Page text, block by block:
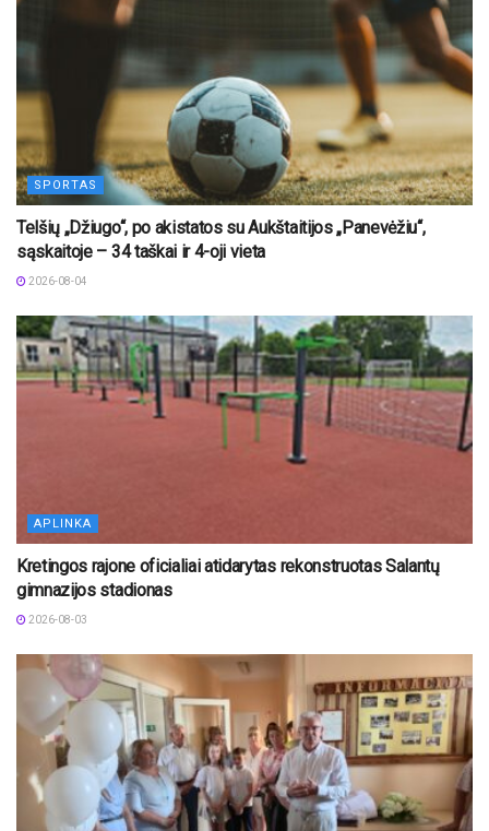
SPORTAS
Telšių „Džiugo“, po akistatos su Aukštaitijos „Panevėžiu“,
sąskaitoje – 34 taškai ir 4-oji vieta
2026-08-04
APLINKA
Kretingos rajone oficialiai atidarytas rekonstruotas Salantų
gimnazijos stadionas
2026-08-03